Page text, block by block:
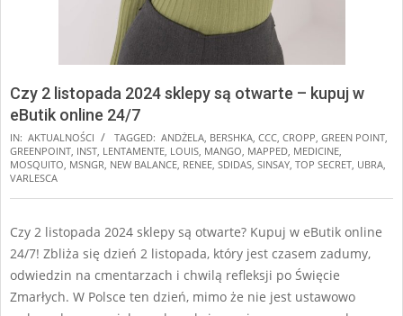
Czy 2 listopada 2024 sklepy są otwarte – kupuj w
eButik online 24/7
IN: AKTUALNOŚCI TAGGED: ANDŻELA, BERSHKA, CCC, CROPP, GREEN POINT,
GREENPOINT, INST, LENTAMENTE, LOUIS, MANGO, MAPPED, MEDICINE,
MOSQUITO, MSNGR, NEW BALANCE, RENEE, SDIDAS, SINSAY, TOP SECRET, UBRA,
VARLESCA
Czy 2 listopada 2024 sklepy są otwarte? Kupuj w eButik online
24/7! Zbliża się dzień 2 listopada, który jest czasem zadumy,
odwiedzin na cmentarzach i chwilą refleksji po Święcie
Zmarłych. W Polsce ten dzień, mimo że nie jest ustawowo